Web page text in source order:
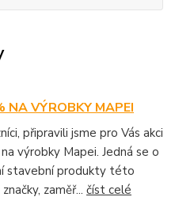
NA VÝROBKY MAPEI
připravili jsme pro Vás akci
výrobky Mapei. Jedná se o
stavební produkty této
zaměř... číst celé